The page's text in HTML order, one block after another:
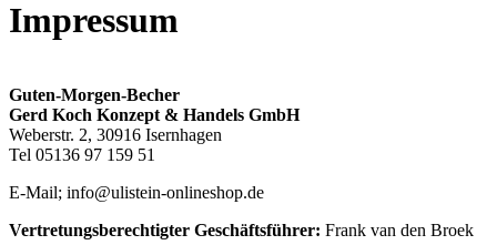
Impressum
Guten-Morgen-Becher
Gerd Koch Konzept & Handels GmbH
Weberstr. 2, 30916 Isernhagen
Tel 05136 97 159 51
E-Mail; info@ulistein-onlineshop.de
Vertretungsberechtigter Geschäftsführer: Frank van den Broek